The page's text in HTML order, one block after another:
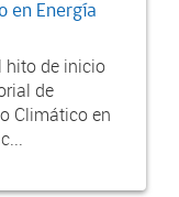
en Energía
hito de inicio
de
Climático en